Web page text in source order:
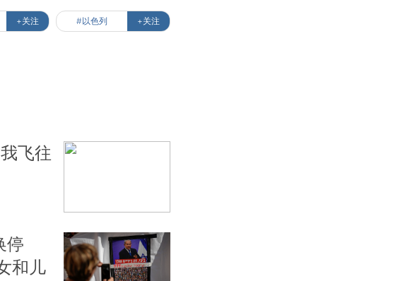
+关注 #以色列 +关注
飞往
停
和儿